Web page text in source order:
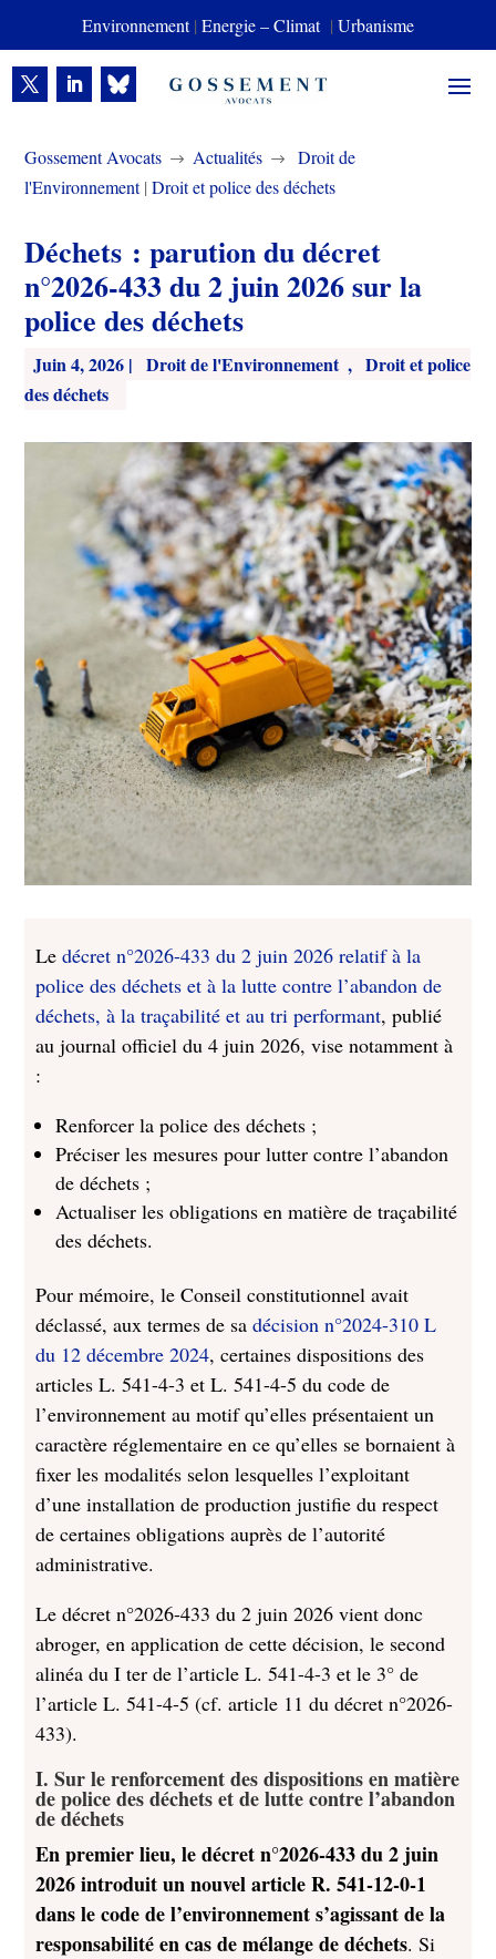
Environnement| Energie – Climat | Urbanisme
Gossement Avocats $ Actualités $
Droit de
l'Environnement|Droit et police des déchets
Déchets : parution du décret
n°2026-433 du 2 juin 2026 sur la
police des déchets
Juin 4, 2026 | Droit de l'Environnement , Droit et police
des déchets
Ledécret n°2026-433 du 2 juin 2026 relatif à la
police des déchets et à la lutte contre l’abandon de
déchets, à la traçabilité et au tri performant, publié
au journal officiel du 4 juin 2026, vise notamment à
:
Renforcer la police des déchets ;
Préciser les mesures pour lutter contre l’abandon
de déchets ;
Actualiser les obligations en matière de traçabilité
des déchets.
Pour mémoire, le Conseil constitutionnel avait
déclassé, aux termes de sadécision n°2024-310 L
du 12 décembre 2024, certaines dispositions des
articles L. 541-4-3 et L. 541-4-5 du code de
l’environnement au motif qu’elles présentaient un
caractère réglementaire en ce qu’elles se bornaient à
fixer les modalités selon lesquelles l’exploitant
d’une installation de production justifie du respect
de certaines obligations auprès de l’autorité
administrative.
Le décret n°2026-433 du 2 juin 2026 vient donc
abroger, en application de cette décision, le second
alinéa du I ter de l’article L. 541-4-3 et le 3° de
l’article L. 541-4-5 (cf. article 11 du décret n°2026-
433).
I. Sur le renforcement des dispositions en matière
de police des déchets et de lutte contre l’abandon
de déchets
En premier lieu, le décret n°2026-433 du 2 juin
2026 introduit un nouvel article R. 541-12-0-1
dans le code de l’environnement s’agissant de la
responsabilité en cas de mélange de déchets. Si